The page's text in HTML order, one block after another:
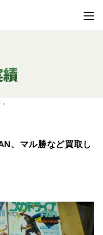
、マル勝など買取し